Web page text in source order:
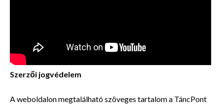
Szerzői jogvédelem
A weboldalon megtalálható szöveges tartalom a TáncPont